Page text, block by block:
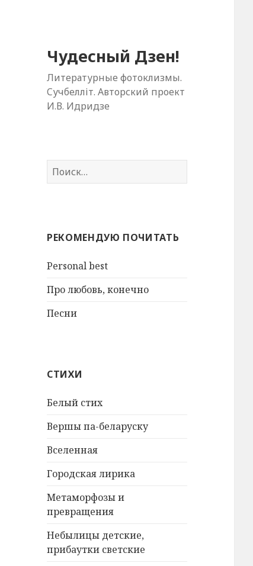
Чудесный Дзен!
Литературные фотоклизмы.
Cучбелліт. Авторский проект
И.В. Идридзе
Н
а
:РЕКОМЕНДУЮ ПОЧИТАТЬ
Personal best
Про любовь, конечно
Песни
СТИХИ
Белый стих
Вершы па-беларуску
Вселенная
Городская лирика
Метаморфозы и
превращения
Небылицы детские,
прибаутки светские